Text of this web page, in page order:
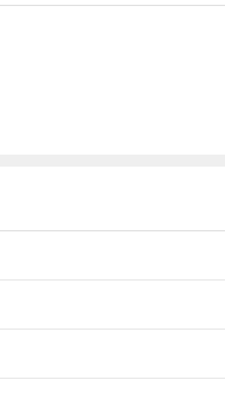
的核心招式，也是爆发
的必修课。